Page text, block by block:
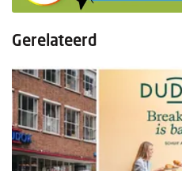
Gerelateerd